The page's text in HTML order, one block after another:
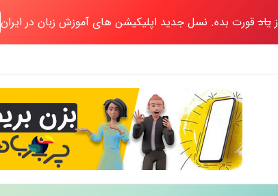
یادقورت بده. نسل جدید اپلیکیشن های آموزش زبان در ایران